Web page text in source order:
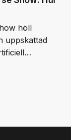
höll
uppskattad
svensk